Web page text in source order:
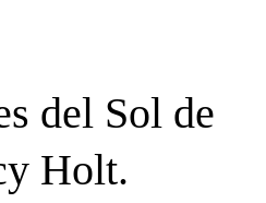
del Sol de
Holt.